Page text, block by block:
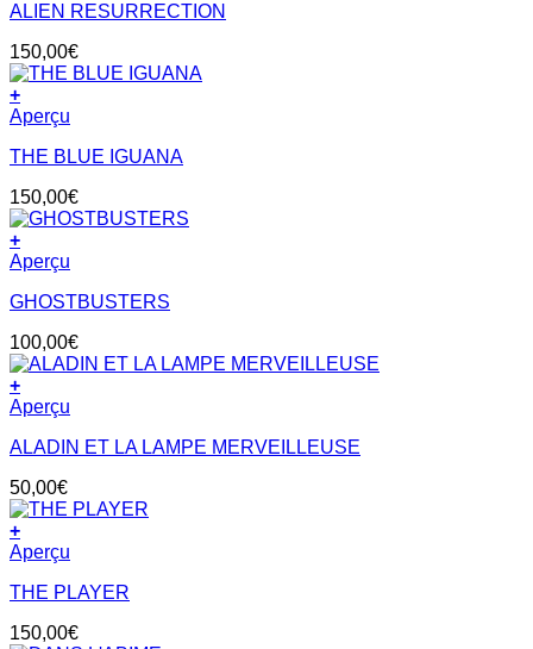
ALIEN RESURRECTION
150,00€
+
Aperçu
THE BLUE IGUANA
150,00€
+
Aperçu
GHOSTBUSTERS
100,00€
+
Aperçu
ALADIN ET LA LAMPE MERVEILLEUSE
50,00€
+
Aperçu
THE PLAYER
150,00€